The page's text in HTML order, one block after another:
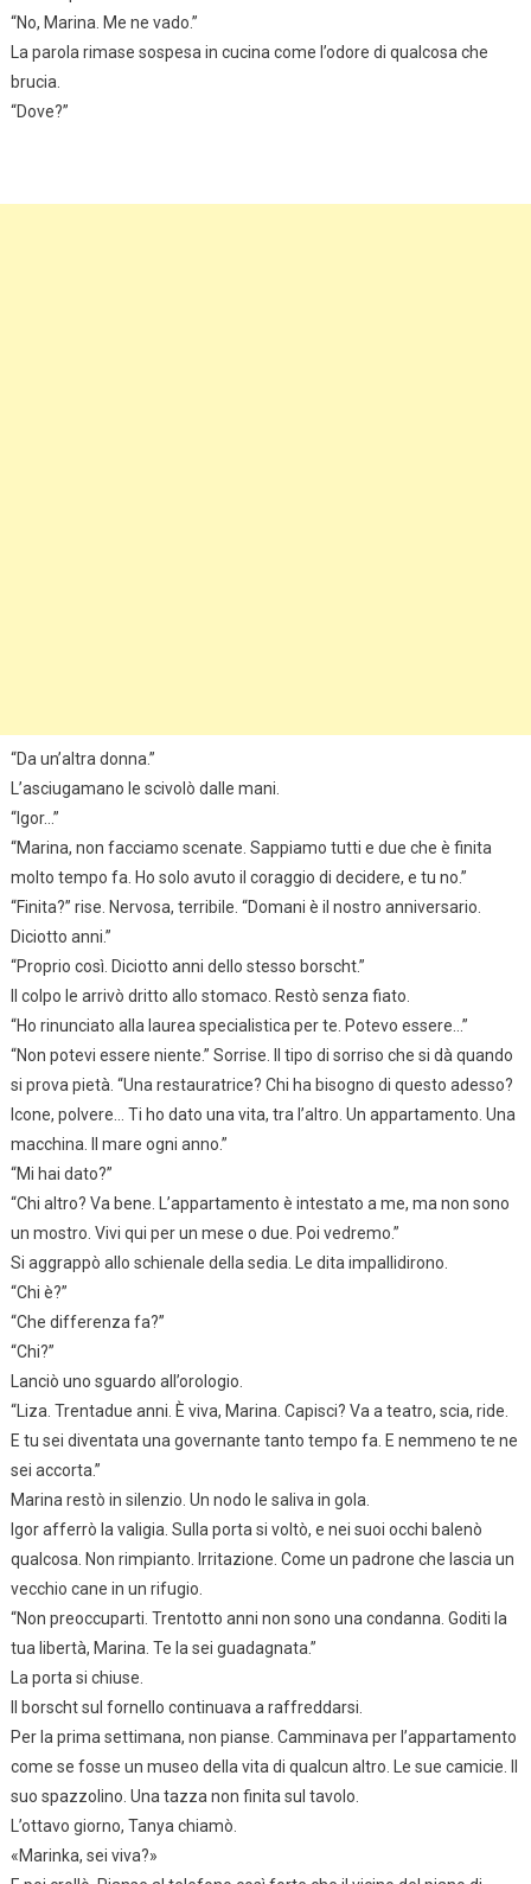
“No, Marina. Me ne vado.”
La parola rimase sospesa in cucina come l’odore di qualcosa che
brucia.
“Dove?”
“Da un’altra donna.”
L’asciugamano le scivolò dalle mani.
“Igor…”
“Marina, non facciamo scenate. Sappiamo tutti e due che è finita
molto tempo fa. Ho solo avuto il coraggio di decidere, e tu no.”
“Finita?” rise. Nervosa, terribile. “Domani è il nostro anniversario.
Diciotto anni.”
“Proprio così. Diciotto anni dello stesso borscht.”
Il colpo le arrivò dritto allo stomaco. Restò senza fiato.
“Ho rinunciato alla laurea specialistica per te. Potevo essere…”
“Non potevi essere niente.” Sorrise. Il tipo di sorriso che si dà quando
si prova pietà. “Una restauratrice? Chi ha bisogno di questo adesso?
Icone, polvere… Ti ho dato una vita, tra l’altro. Un appartamento. Una
macchina. Il mare ogni anno.”
“Mi hai dato?”
“Chi altro? Va bene. L’appartamento è intestato a me, ma non sono
un mostro. Vivi qui per un mese o due. Poi vedremo.”
Si aggrappò allo schienale della sedia. Le dita impallidirono.
“Chi è?”
“Che differenza fa?”
“Chi?”
Lanciò uno sguardo all’orologio.
“Liza. Trentadue anni. È viva, Marina. Capisci? Va a teatro, scia, ride.
E tu sei diventata una governante tanto tempo fa. E nemmeno te ne
sei accorta.”
Marina restò in silenzio. Un nodo le saliva in gola.
Igor afferrò la valigia. Sulla porta si voltò, e nei suoi occhi balenò
qualcosa. Non rimpianto. Irritazione. Come un padrone che lascia un
vecchio cane in un rifugio.
“Non preoccuparti. Trentotto anni non sono una condanna. Goditi la
tua libertà, Marina. Te la sei guadagnata.”
La porta si chiuse.
Il borscht sul fornello continuava a raffreddarsi.
Per la prima settimana, non pianse. Camminava per l’appartamento
come se fosse un museo della vita di qualcun altro. Le sue camicie. Il
suo spazzolino. Una tazza non finita sul tavolo.
L’ottavo giorno, Tanya chiamò.
«Marinka, sei viva?»